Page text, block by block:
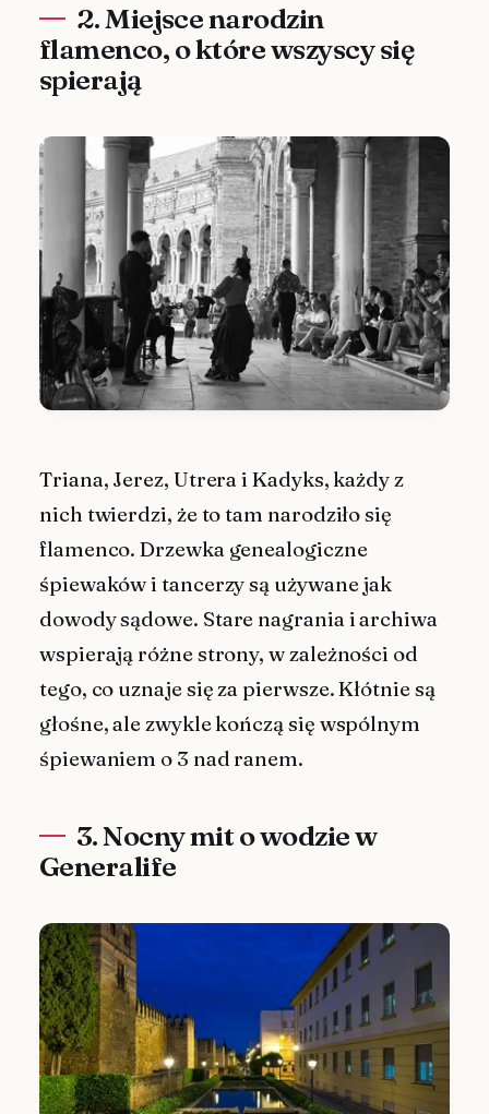
2. Miejsce narodzin
flamenco, o które wszyscy się
spierają
Triana, Jerez, Utrera i Kadyks, każdy z
nich twierdzi, że to tam narodziło się
flamenco. Drzewka genealogiczne
śpiewaków i tancerzy są używane jak
dowody sądowe. Stare nagrania i archiwa
wspierają różne strony, w zależności od
tego, co uznaje się za pierwsze. Kłótnie są
głośne, ale zwykle kończą się wspólnym
śpiewaniem o 3 nad ranem.
3. Nocny mit o wodzie w
Generalife